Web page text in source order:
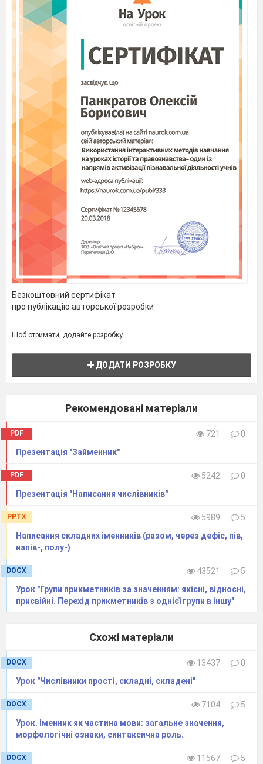
чия сь;
Через дефіс
будь-, -небудь,
казна-,
хтозна-:казна-
чим, хтозна-
якими,
будь-
хто;
- Окремо
казна-, хтозна-,
аби-, де-
стоять
перед
прийменником
із
займенником:
абидо
кого,
ким.
Перепишіть, знімаючи риски
Будь/хто, будь/у/
чому, хтозна/
який, казна/
хто, який/
ким, де/кого,
якому/сь, де/
чиїх, будь/чий,
де/в/чиїх, кимо/
сь.
Безкоштовний сертифікат
про публікацію авторської розробки
Щоб отримати, додайте розробку
ДОДАТИ РОЗРОБКУ
Рекомендовані матеріали
PDF 721
0
Презентація "Займенник"
PDF 5242
0
Презентація "Написання числівників"
PPTX 5989
5
Написання складних іменників (разом, через дефіс, пів,
напів-, полу-)
DOCX 43521
5
Урок "Групи прикметників за значенням: якісні, відносні,
присвійні. Перехід прикметників з однієї групи в іншу"
Схожі матеріали
DOCX 13437
0
Урок "Числівники прості, складні, складені"
DOCX 7104
5
Урок. Іменник як частина мови: загальне значення,
морфологічні ознаки, синтаксична роль.
DOCX 11567
5